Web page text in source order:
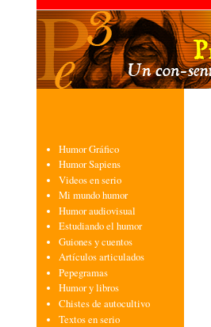
Humor Gráfico
Humor Sapiens
Videos en serio
Mi mundo humor
Humor audiovisual
Estudiando el humor
Guiones y cuentos
Artículos articulados
Pepegramas
Humor y libros
Chistes de autocultivo
Textos en serio